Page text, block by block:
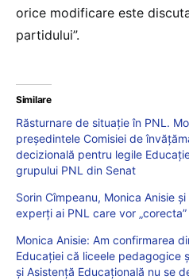
orice modificare este
partidului”.
Similare
Răsturnare de situație în PNL.
președintele Comisiei de
decizională pentru legile
grupului PNL din Senat
Sorin Cîmpeanu, Monica Anisie
experți ai PNL care vor
Monica Anisie: Am confirmarea
Educației că liceele pedagogice
și Asistență Educațională nu se